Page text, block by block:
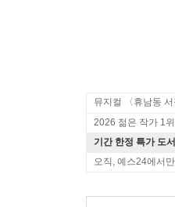
2026 젊은 작가 1위
기간 한정 특가 도서
오직, 예스24에서만